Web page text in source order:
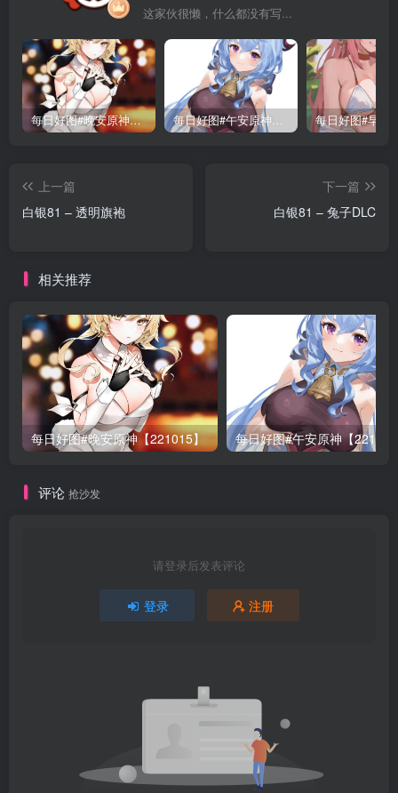
这家伙很懒，什么都没有写...
每日好图#晚安原神【221015】 每日好图#午安原神【221014】
上一篇
白银81 – 透明旗袍
下一篇
白银81 – 兔子DLC
相关推荐
每日好图#晚安原神【221015】 每日好图#午安原神【
评论 抢沙发
请登录后发表评论
登录 注册